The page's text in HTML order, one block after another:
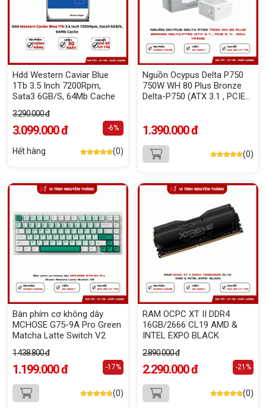
Hdd Western Caviar Blue
1Tb 3.5 Inch 7200Rpm,
Sata3 6GB/S, 64Mb Cache
3.290.000 đ
3.099.000 đ -6%
Hết hàng (0)
Nguồn Ocypus Delta P750
750W WH 80 Plus Bronze
Delta-P750 (ATX 3.1 , PCIE
1.390.000 đ
(0)
Bàn phím cơ không dây
MCHOSE G75-9A Pro Green
Matcha Latte Switch V2
1.438.800 đ
1.199.000 đ -17%
(0)
RAM OCPC XT II DDR4
16GB/2666 CL19 AMD &
INTEL EXPO BLACK
2.890.000 đ
2.290.000 đ -21%
(0)